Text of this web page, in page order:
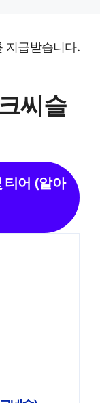
지급받습니다.
씨슬
티어 (알아